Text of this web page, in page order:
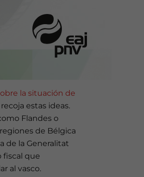
la situación de
estas ideas.
Flandes o
de Bélgica
de la Generalitat
fiscal que
al vasco.